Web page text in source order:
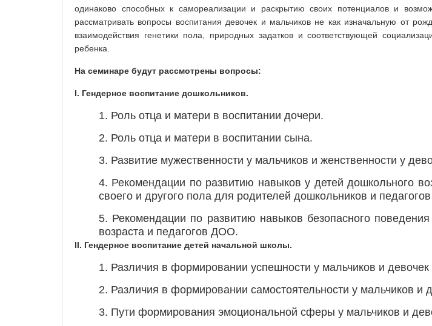
одинаково способных к самореализации и раскрытию своих потенциалов и
рассматривать вопросы воспитания девочек и мальчиков не как изначальную от
взаимодействия генетики пола, природных задатков и соответствующей
ребенка.
На семинаре будут рассмотрены вопросы:
I. Гендерное воспитание дошкольников.
1. Роль отца и матери в воспитании дочери.
2. Роль отца и матери в воспитании сына.
3. Развитие мужественности у мальчиков и женственности у
4. Рекомендации по развитию навыков у детей дошкольного
своего и другого пола для родителей дошкольников и
5. Рекомендации по развитию навыков безопасного
возраста и педагогов ДОО.
II. Гендерное воспитание детей начальной школы.
1. Различия в формировании успешности у мальчиков и
2. Различия в формировании самостоятельности у мальчиков и
3. Пути формирования эмоциональной сферы у мальчиков и